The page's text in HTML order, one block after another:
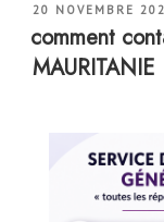
PUBLIÉ
20 NOVEMBRE
comment
MAURITANIE